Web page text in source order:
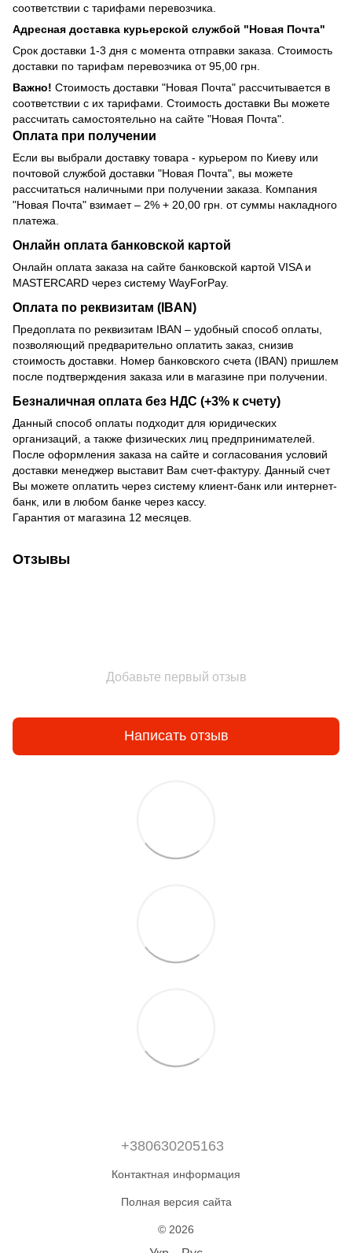
соответствии с тарифами перевозчика.
Адресная доставка курьерской службой "Новая Почта"
Срок доставки 1-3 дня с момента отправки заказа. Стоимость
доставки по тарифам перевозчика от 95,00 грн.
Важно! Стоимость доставки "Новая Почта" рассчитывается в
соответствии с их тарифами. Стоимость доставки Вы можете
рассчитать самостоятельно на сайте "Новая Почта".
Оплата при получении
Если вы выбрали доставку товара - курьером по Киеву или
почтовой службой доставки "Новая Почта", вы можете
рассчитаться наличными при получении заказа. Компания
"Новая Почта" взимает – 2% + 20,00 грн. от суммы накладного
платежа.
Онлайн оплата банковской картой
Онлайн оплата заказа на сайте банковской картой VISA и
MASTERCARD через систему WayForPay.
Оплата по реквизитам (IBAN)
Предоплата по реквизитам IBAN – удобный способ оплаты,
позволяющий предварительно оплатить заказ, снизив
стоимость доставки. Номер банковского счета (IBAN) пришлем
после подтверждения заказа или в магазине при получении.
Безналичная оплата без НДС (+3% к счету)
Данный способ оплаты подходит для юридических
организаций, а также физических лиц предпринимателей.
После оформления заказа на сайте и согласования условий
доставки менеджер выставит Вам счет-фактуру. Данный счет
Вы можете оплатить через систему клиент-банк или интернет-
банк, или в любом банке через кассу.
Гарантия от магазина 12 месяцев.
Отзывы
Добавьте первый отзыв
Написать отзыв
+380630205163
Контактная информация
Полная версия сайта
© 2026